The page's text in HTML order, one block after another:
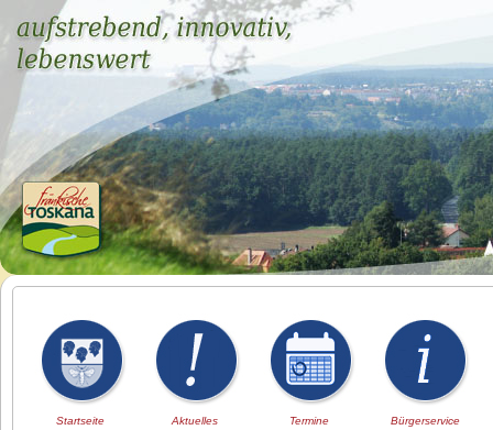
Startseite Aktuelles Termine Bürgerservice